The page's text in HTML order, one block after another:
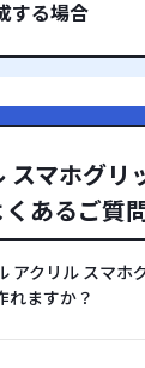
する場合
スマホグリ
あるご質
アクリル スマホ
れますか？